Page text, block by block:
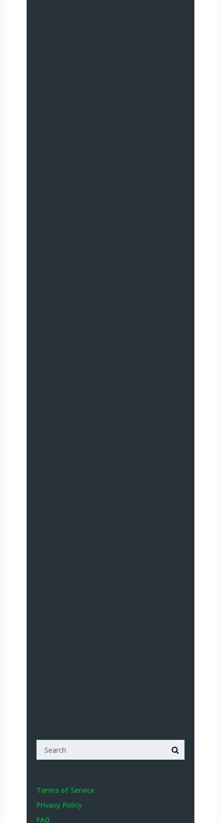
Terms of Service
Privacy Policy
FAQ